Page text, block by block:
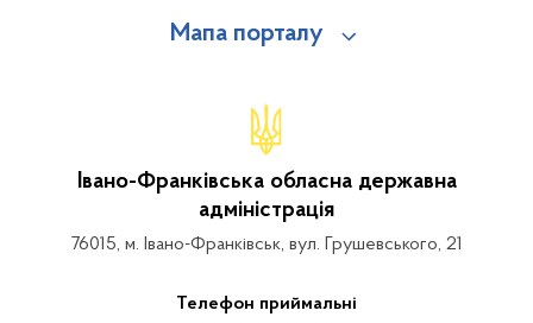
Мапа порталу
Івано-Франківська обласна державна
адміністрація
76015, м. Івано-Франківськ, вул. Грушевського, 21
Телефон приймальні